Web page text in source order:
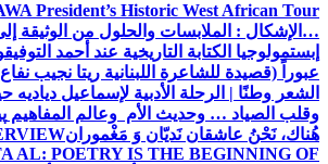
President’s Historic West African Tour
…الإشكال : الملابسات والحلول من الوثيقة
إبستمولوجيا الكتابة التاريخية عند أحمد التوفيق
عبوراً (قصيدة للشاعرة اللبنانية ريتا نجيب
الشعر وطنًا | الرحلة الأدبية لإسماعيل دياديه
وقلب الصياد … وحديث الأم وعالم المفاهيم
هُناك، نَحْنُ عاشقان نَديّان وَ مَغْموران
AL: POETRY IS THE BEGINNING OF